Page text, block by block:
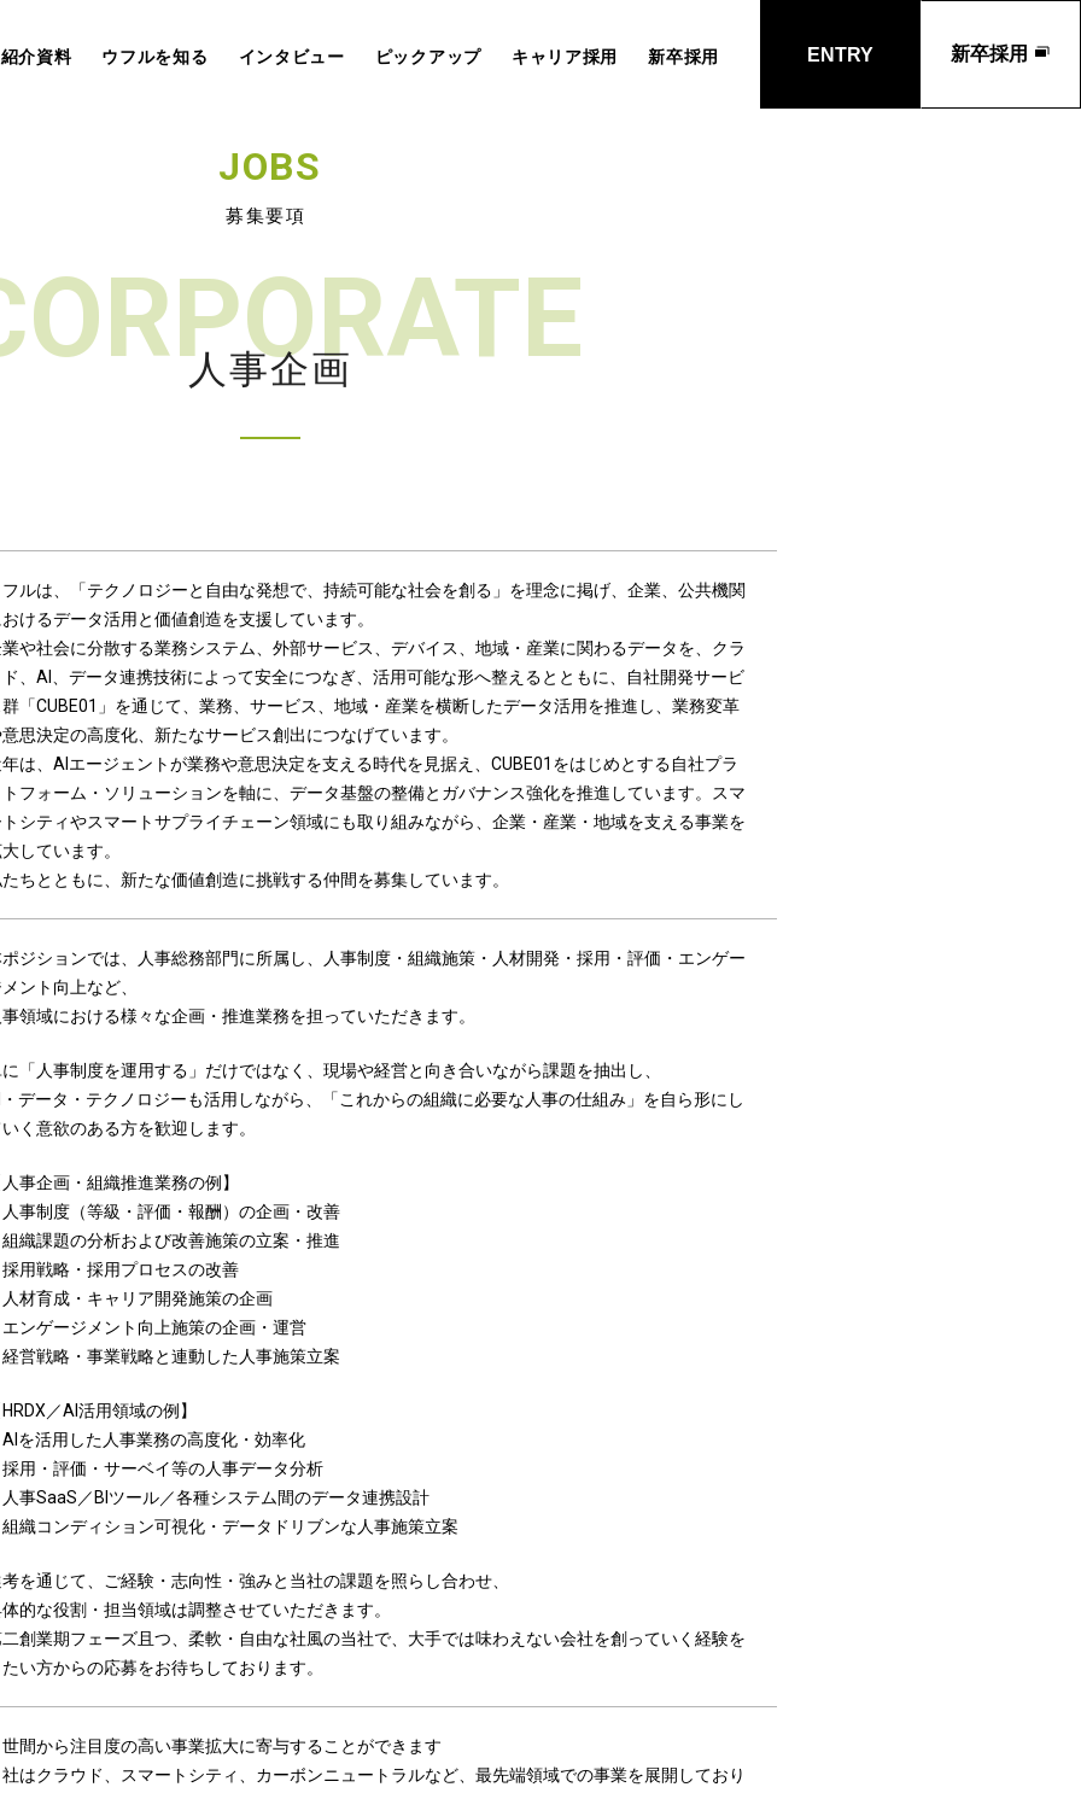
新卒採用
ENTRY
介資料 ウフルを知る インタビュー ピックアップ キャリア採用 新卒採用
人事企画
JOBS
募集要項
ルは、「テクノロジーと自由な発想で、持続可能な社会を創る」を理念に掲げ、企業、公共機関
けるデータ活用と価値創造を支援しています。
や社会に分散する業務システム、外部サービス、デバイス、地域・産業に関わるデータを、クラ
、AI、データ連携技術によって安全につなぎ、活用可能な形へ整えるとともに、自社開発サービ
「CUBE01」を通じて、業務、サービス、地域・産業を横断したデータ活用を推進し、業務変革
思決定の高度化、新たなサービス創出につなげています。
は、AIエージェントが業務や意思決定を支える時代を見据え、CUBE01をはじめとする自社プラ
フォーム・ソリューションを軸に、データ基盤の整備とガバナンス強化を推進しています。スマ
シティやスマートサプライチェーン領域にも取り組みながら、企業・産業・地域を支える事業を
しています。
ちとともに、新たな価値創造に挑戦する仲間を募集しています。
ジションでは、人事総務部門に所属し、人事制度・組織施策・人材開発・採用・評価・エンゲー
ント向上など、
領域における様々な企画・推進業務を担っていただきます。
「人事制度を運用する」だけではなく、現場や経営と向き合いながら課題を抽出し、
データ・テクノロジーも活用しながら、「これからの組織に必要な人事の仕組み」を自ら形にし
く意欲のある方を歓迎します。
事企画・組織推進業務の例】
事制度（等級・評価・報酬）の企画・改善
織課題の分析および改善施策の立案・推進
用戦略・採用プロセスの改善
材育成・キャリア開発施策の企画
ンゲージメント向上施策の企画・運営
営戦略・事業戦略と連動した人事施策立案
／AI活用領域の例】
を活用した人事業務の高度化・効率化
用・評価・サーベイ等の人事データ分析
事SaaS／BIツール／各種システム間のデータ連携設計
織コンディション可視化・データドリブンな人事施策立案
を通じて、ご経験・志向性・強みと当社の課題を照らし合わせ、
的な役割・担当領域は調整させていただきます。
創業期フェーズ且つ、柔軟・自由な社風の当社で、大手では味わえない会社を創っていく経験を
い方からの応募をお待ちしております。
間から注目度の高い事業拡大に寄与することができます
はクラウド、スマートシティ、カーボンニュートラルなど、最先端領域での事業を展開しており